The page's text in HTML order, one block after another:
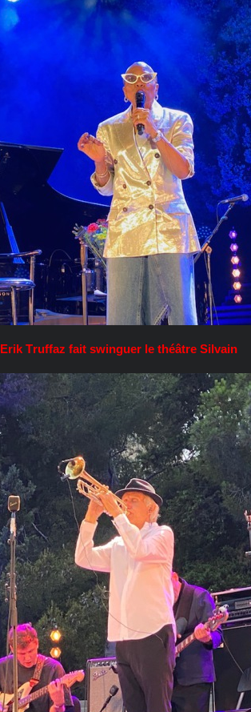
Erik Truffaz fait swinguer le théâtre Silvain